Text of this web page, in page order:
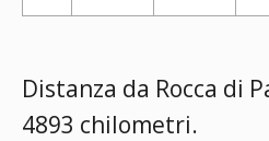
Distanza da Rocca di
4893 chilometri.